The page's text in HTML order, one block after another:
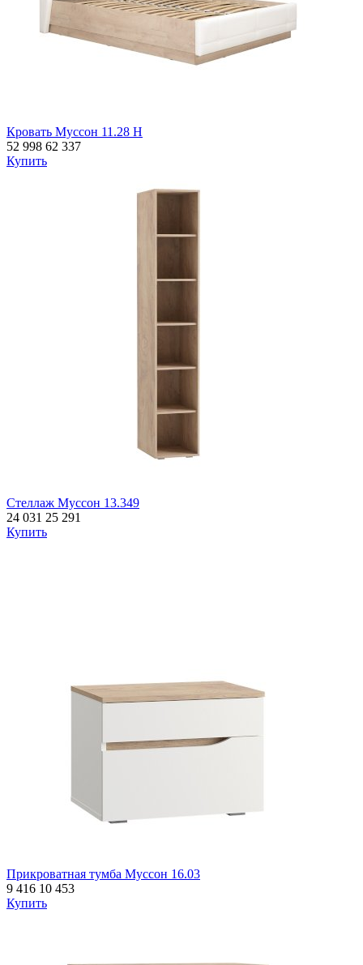
Кровать Муссон 11.28 Н
52 998 62 337
Купить
Стеллаж Муссон 13.349
24 031 25 291
Купить
Прикроватная тумба Муссон 16.03
9 416 10 453
Купить